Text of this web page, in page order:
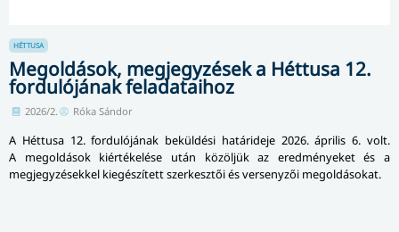
HÉTTUSA
Megoldások, megjegyzések a Héttusa 12.
fordulójának feladataihoz
2026/2. Róka Sándor
A Héttusa 12. fordulójának beküldési határideje 2026. április 6. volt.
A megoldások kiértékelése után közöljük az eredményeket és a
megjegyzésekkel kiegészített szerkesztői és versenyzői megoldásokat.